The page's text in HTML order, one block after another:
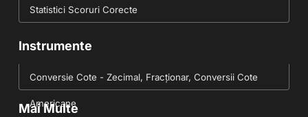
Statistici Scoruri Corecte
Instrumente
Conversie Cote - Zecimal, Fracționar, Conversii Cote
Americane
Mai Multe